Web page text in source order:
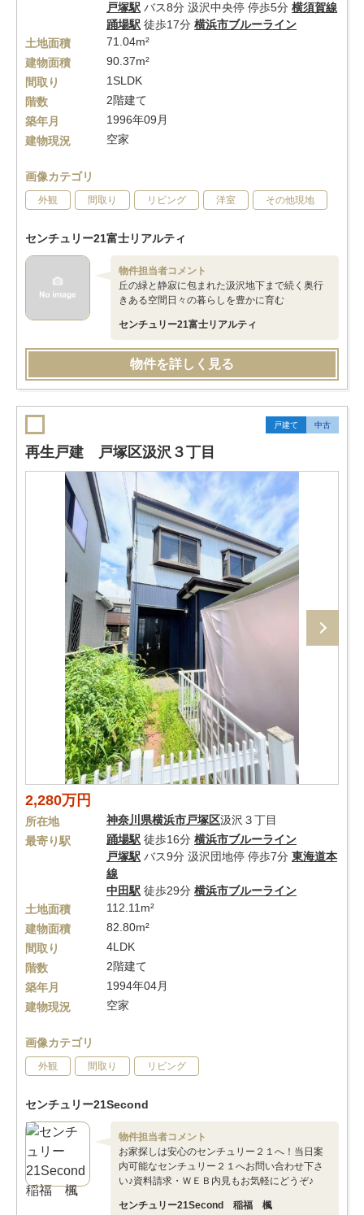
戸塚駅 バス8分 汲沢中央停 停歩5分 横須賀線
踊場駅 徒歩17分 横浜市ブルーライン
土地面積
71.04m²
建物面積
90.37m²
間取り
1SLDK
階数
2階建て
築年月
1996年09月
建物現況
空家
画像カテゴリ
外観 間取り リビング 洋室 その他現地
センチュリー21富士リアルティ
物件担当者コメント
丘の緑と静寂に包まれた汲沢地下まで続く奥行
きある空間日々の暮らしを豊かに育む
センチュリー21富士リアルティ
物件を詳しく見る
戸建て 中古
再生戸建 戸塚区汲沢３丁目
2,280万円
所在地 神奈川県横浜市戸塚区汲沢３丁目
最寄り駅
踊場駅 徒歩16分 横浜市ブルーライン
戸塚駅 バス9分 汲沢団地停 停歩7分 東海道本
線
中田駅 徒歩29分 横浜市ブルーライン
土地面積
112.11m²
建物面積
82.80m²
間取り
4LDK
階数
2階建て
築年月
1994年04月
建物現況
空家
画像カテゴリ
外観 間取り リビング
センチュリー21Second
物件担当者コメント
お家探しは安心のセンチュリー２１へ！当日案
内可能なセンチュリー２１へお問い合わせ下さ
い♪資料請求・ＷＥＢ内見もお気軽にどうぞ♪
センチュリー21Second 稲福 楓